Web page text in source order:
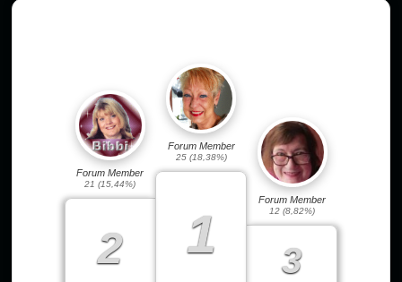
Forum Member
21 (15,44%)
2
Forum Member
25 (18,38%)
1
Forum Member
12 (8,82%)
3